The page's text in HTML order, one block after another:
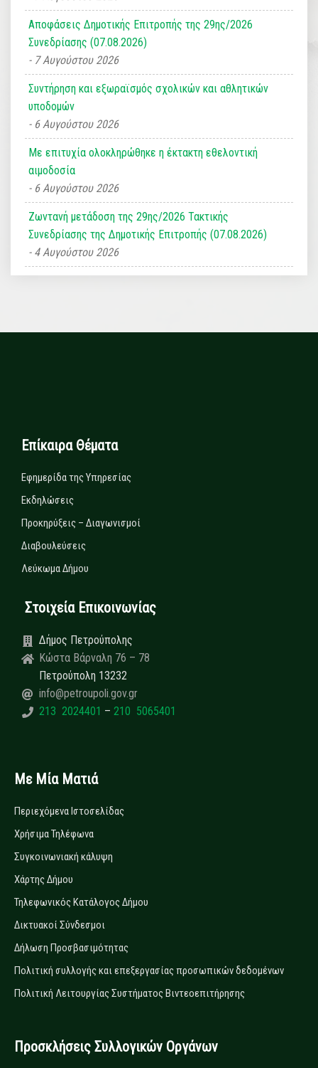
Αποφάσεις Δημοτικής Επιτροπής της 29ης/2026
Συνεδρίασης (07.08.2026)
7 Αυγούστου 2026
Συντήρηση και εξωραϊσμός σχολικών και αθλητικών
υποδομών
6 Αυγούστου 2026
Με επιτυχία ολοκληρώθηκε η έκτακτη εθελοντική
αιμοδοσία
6 Αυγούστου 2026
Ζωντανή μετάδοση της 29ης/2026 Τακτικής
Συνεδρίασης της Δημοτικής Επιτροπής (07.08.2026)
4 Αυγούστου 2026
Επίκαιρα Θέματα
Εφημερίδα της Υπηρεσίας
Εκδηλώσεις
Προκηρύξεις – Διαγωνισμοί
Διαβουλεύσεις
Λεύκωμα Δήμου
Στοιχεία Επικοινωνίας
Δήμος Πετρούπολης
Κώστα Βάρναλη 76 – 78
Πετρούπολη 13232
info@petroupoli.gov.gr
213 2024401 – 210 5065401
Με Μία Ματιά
Περιεχόμενα Ιστοσελίδας
Χρήσιμα Τηλέφωνα
Συγκοινωνιακή κάλυψη
Χάρτης Δήμου
Τηλεφωνικός Κατάλογος Δήμου
Δικτυακοί Σύνδεσμοι
Δήλωση Προσβασιμότητας
Πολιτική συλλογής και επεξεργασίας προσωπικών δεδομένων
Πολιτική Λειτουργίας Συστήματος Βιντεοεπιτήρησης
Προσκλήσεις Συλλογικών Οργάνων